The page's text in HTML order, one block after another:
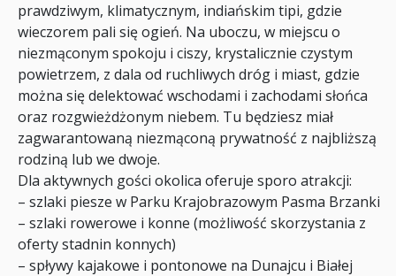
prawdziwym, klimatycznym, indiańskim tipi, gdzie
wieczorem pali się ogień. Na uboczu, w miejscu o
niezmąconym spokoju i ciszy, krystalicznie czystym
powietrzem, z dala od ruchliwych dróg i miast, gdzie
można się delektować wschodami i zachodami słońca
oraz rozgwieżdżonym niebem. Tu będziesz miał
zagwarantowaną niezmąconą prywatność z najbliższą
rodziną lub we dwoje.
Dla aktywnych gości okolica oferuje sporo atrakcji:
– szlaki piesze w Parku Krajobrazowym Pasma Brzanki
– szlaki rowerowe i konne (możliwość skorzystania z
oferty stadnin konnych)
– spływy kajakowe i pontonowe na Dunajcu i Białej